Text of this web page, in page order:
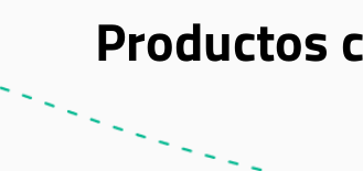
Productos